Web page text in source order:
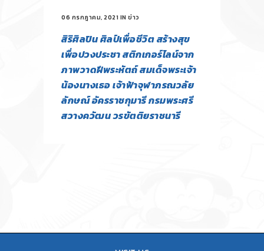
06 กรกฎาคม, 2021 IN ข่าว
สิริศิลปิน ศิลป์เพื่อชีวิต สร้างสุข
เพื่อปวงประชา สติกเกอร์ไลน์จาก
ภาพวาดฝีพระหัตถ์ สมเด็จพระเจ้า
น้องนางเธอ เจ้าฟ้าจุฬาภรณวลัย
ลักษณ์ อัครราชกุมารี กรมพระศรี
สวางควัฒน วรขัตติยราชนารี